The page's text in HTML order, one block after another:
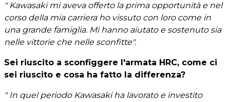
" Kawasaki mi aveva offerto la prima opportunità e nel
corso della mia carriera ho vissuto con loro come in
una grande famiglia. Mi hanno aiutato e sostenuto sia
nelle vittorie che nelle sconfitte".
Sei riuscito a sconfiggere l'armata HRC, come ci
sei riuscito e cosa ha fatto la differenza?
" In quel periodo Kawasaki ha lavorato e investito